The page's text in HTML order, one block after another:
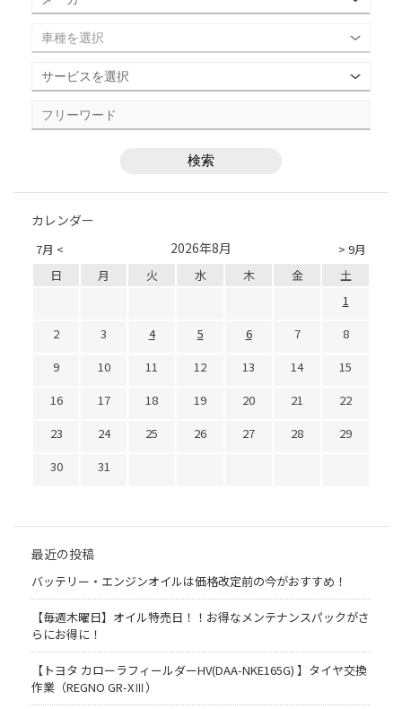
カレンダー
7月 < > 9月
2026年8月
日 月 火 水 木 金
土
1
2
3 4 5 6 7
8
9
10 11 12 13 14
15
16
17 18 19 20 21
22
23
24 25 26 27 28
29
30
31
最近の投稿
バッテリー・エンジンオイルは価格改定前の今がおすすめ！
【毎週木曜日】オイル特売日！！お得なメンテナンスパックがさ
らにお得に！
【トヨタ カローラフィールダーHV(DAA-NKE165G) 】タイヤ交換
作業（REGNO GR-XⅢ）